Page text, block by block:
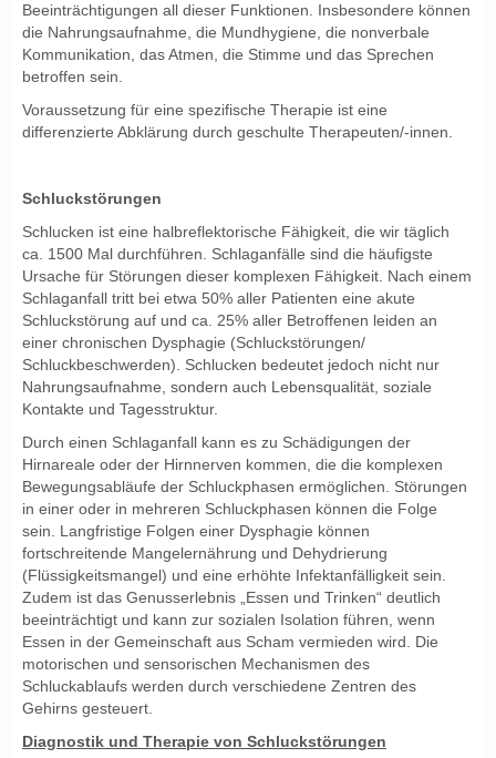
Beeinträchtigungen all dieser Funktionen. Insbesondere können
die Nahrungsaufnahme, die Mundhygiene, die nonverbale
Kommunikation, das Atmen, die Stimme und das Sprechen
betroffen sein.
Voraussetzung für eine spezifische Therapie ist eine
differenzierte Abklärung durch geschulte Therapeuten/-innen.
Schluckstörungen
Schlucken ist eine halbreflektorische Fähigkeit, die wir täglich
ca. 1500 Mal durchführen. Schlaganfälle sind die häufigste
Ursache für Störungen dieser komplexen Fähigkeit. Nach einem
Schlaganfall tritt bei etwa 50% aller Patienten eine akute
Schluckstörung auf und ca. 25% aller Betroffenen leiden an
einer chronischen Dysphagie (Schluckstörungen/
Schluckbeschwerden). Schlucken bedeutet jedoch nicht nur
Nahrungsaufnahme, sondern auch Lebensqualität, soziale
Kontakte und Tagesstruktur.
Durch einen Schlaganfall kann es zu Schädigungen der
Hirnareale oder der Hirnnerven kommen, die die komplexen
Bewegungsabläufe der Schluckphasen ermöglichen. Störungen
in einer oder in mehreren Schluckphasen können die Folge
sein. Langfristige Folgen einer Dysphagie können
fortschreitende Mangelernährung und Dehydrierung
(Flüssigkeitsmangel) und eine erhöhte Infektanfälligkeit sein.
Zudem ist das Genusserlebnis „Essen und Trinken“ deutlich
beeinträchtigt und kann zur sozialen Isolation führen, wenn
Essen in der Gemeinschaft aus Scham vermieden wird. Die
motorischen und sensorischen Mechanismen des
Schluckablaufs werden durch verschiedene Zentren des
Gehirns gesteuert.
Diagnostik und Therapie von Schluckstörungen